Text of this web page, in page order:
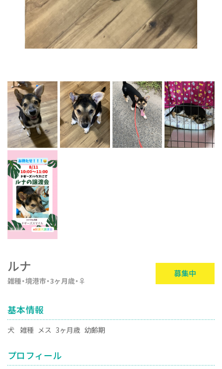
ルナ
雑種 境港市 3ヶ月歳 ♀
募集中
基本情報
犬 雑種 メス 3ヶ月歳 幼齢期
プロフィール